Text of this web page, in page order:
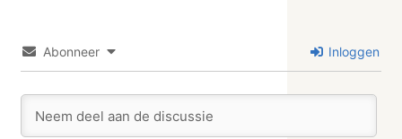
Abonneer Inloggen